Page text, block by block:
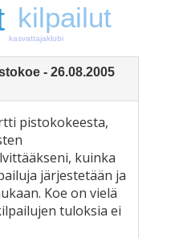
kilpailut
kasvattajaklubi
- 26.08.2005
pistokokeesta,
kuinka
järjestetään ja
Koe on vielä
tuloksia ei